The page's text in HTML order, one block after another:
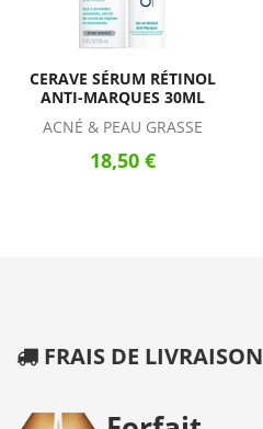
CERAVE SÉRUM RÉTINOL
ANTI-MARQUES 30ML
ACNÉ & PEAU GRASSE
18,50 €
FRAIS DE LIVRAISON